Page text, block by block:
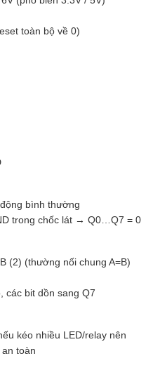
toàn bộ về 0)
bình thường
trong chốc lát → Q0…Q7 = 0
(2) (thường nối chung A=B)
các bit dồn sang Q7
kéo nhiều LED/relay nên
toàn